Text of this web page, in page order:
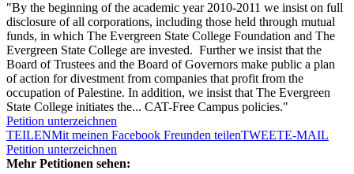
"By the beginning of the academic year 2010-2011 we insist on full
disclosure of all corporations, including those held through mutual
funds, in which The Evergreen State College Foundation and The
Evergreen State College are invested. Further we insist that the
Board of Trustees and the Board of Governors make public a plan
of action for divestment from companies that profit from the
occupation of Palestine. In addition, we insist that The Evergreen
State College initiates the... CAT-Free Campus policies."
Petition unterzeichnen
TEILENMit meinen Facebook Freunden teilenTWEETE-MAIL
Petition unterzeichnen
Mehr Petitionen sehen: